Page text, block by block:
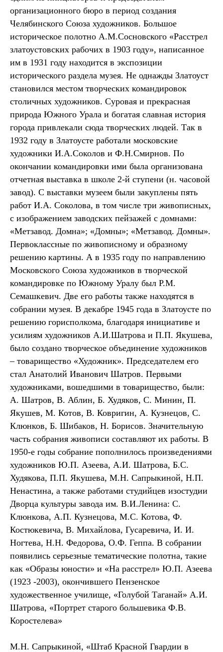
организационного бюро в период создания
Челябинского Союза художников. Большое
историческое полотно А.М.Сосновского «Расстрел
златоустовских рабочих в 1903 году», написанное
им в 1931 году находится в экспозиции
исторического раздела музея. Не однажды Златоуст
становился местом творческих командировок
столичных художников. Суровая и прекрасная
природа Южного Урала и богатая славная история
города привлекали сюда творческих людей. Так в
1932 году в Златоусте работали московские
художники И.А.Соколов и Ф.Н.Смирнов. По
окончании командировки ими была организована
отчетная выставка в школе 2-й ступени (н. часовой
завод). С выставки музеем были закуплены пять
работ И.А. Соколова, в том числе три живописных,
с изображением заводских пейзажей с домнами:
«Метзавод. Домна»; «Домны»; «Метзавод. Домны».
Первоклассные по живописному и образному
решению картины. А в 1935 году по направлению
Московского Союза художников в творческой
командировке по Южному Уралу был Р.М.
Семашкевич. Две его работы также находятся в
собрании музея. В декабре 1945 года в Златоусте по
решению горисполкома, благодаря инициативе и
усилиям художников А.И.Шатрова и П.П. Якушева,
было создано творческое объединение художников
– товарищество «Художник». Председателем его
стал Анатолий Иванович Шатров. Первыми
художниками, вошедшими в товарищество, были:
А. Шатров, В. Аблин, Б. Худяков, С. Минин, П.
Якушев, М. Котов, В. Ковригин, А. Кузнецов, С.
Клюнков, Б. Шибаков, Н. Борисов. Значительную
часть собрания живописи составляют их работы. В
1950-е годы собрание пополнилось произведениями
художников Ю.П. Азеева, А.И. Шатрова, Б.С.
Худякова, П.П. Якушева, М.Н. Сапрыкиной, Н.П.
Ненастина, а также работами студийцев изостудии
Дворца культуры завода им. В.И.Ленина: С.
Клюнкова, А.П. Кузнецова, М.С. Котова, Ф.
Костюкевича, В. Михайлова, Гусаревича, И. И.
Ногтева, Н.Н. Федорова, О.Ф. Геппа. В собрании
появились серьезные тематические полотна, такие
как «Образы юности» и «На расстрел» Ю.П. Азеева
(1923 -2003), окончившего Пензенское
художественное училище, «Голубой Таганай» А.И.
Шатрова, «Портрет старого большевика Ф.В.
Коростелева»
М.Н. Сапрыкиной, «Штаб Красной Гвардии в